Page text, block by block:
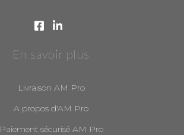
En savoir plus
Livraison AM Pro
A propos d'AM Pro
Paiement sécurisé AM Pro